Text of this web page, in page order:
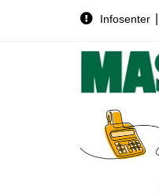
Infosenter